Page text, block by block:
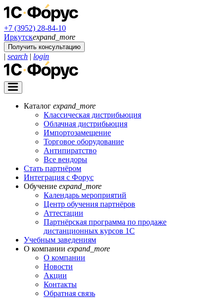
+7 (3952) 28-84-10
Иркутскexpand_more
Получить консультацию
| search | login
Каталог expand_more
Классическая дистрибьюция
Облачная дистрибьюция
Импортозамещение
Торговое оборудование
Антипиратство
Все вендоры
Стать партнёром
Интеграция с Форус
Обучение expand_more
Календарь мероприятий
Центр обучения партнёров
Аттестации
Партнёрская программа по продаже
дистанционных курсов 1С
Учебным заведениям
О компании expand_more
О компании
Новости
Акции
Контакты
Обратная связь